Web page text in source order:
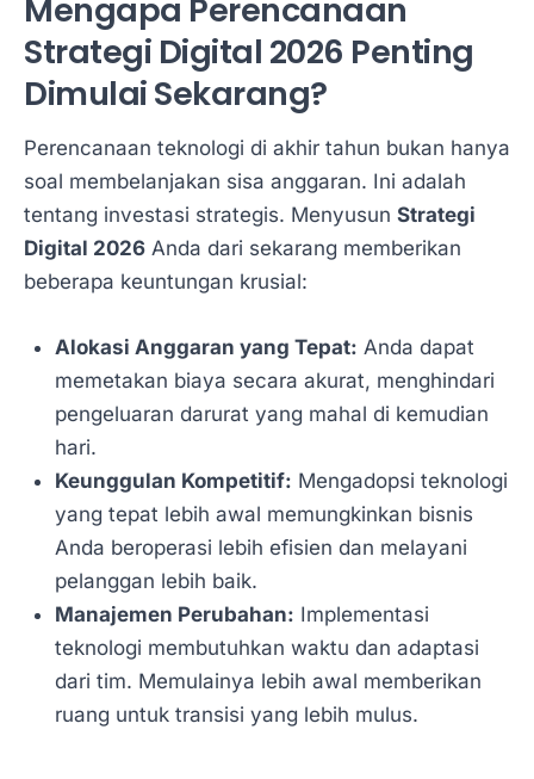
Mengapa Perencanaan
Strategi Digital 2026 Penting
Dimulai Sekarang?
Perencanaan teknologi di akhir tahun bukan hanya
soal membelanjakan sisa anggaran. Ini adalah
tentang investasi strategis. Menyusun Strategi
Digital 2026 Anda dari sekarang memberikan
beberapa keuntungan krusial:
Alokasi Anggaran yang Tepat: Anda dapat
memetakan biaya secara akurat, menghindari
pengeluaran darurat yang mahal di kemudian
hari.
Keunggulan Kompetitif: Mengadopsi teknologi
yang tepat lebih awal memungkinkan bisnis
Anda beroperasi lebih efisien dan melayani
pelanggan lebih baik.
Manajemen Perubahan: Implementasi
teknologi membutuhkan waktu dan adaptasi
dari tim. Memulainya lebih awal memberikan
ruang untuk transisi yang lebih mulus.